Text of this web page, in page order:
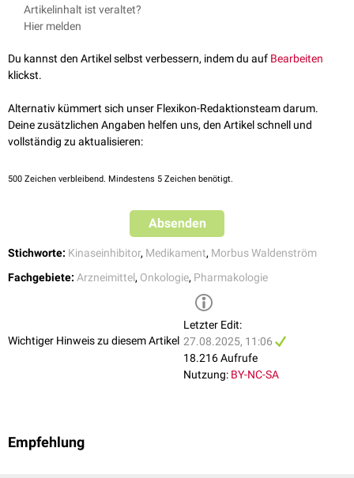
Husten
Durchfall , Verstopfung
Rückenschmerzen, Arthralgie
Erschöpfung
verstoffwechselt werden (z.B.
Zanubrutinib verringert die Konzentration von
Zanubrutinib kann die Plasmaspiegel vonP-gp-Substraten (z.B.
Digoxin
18.01.2022
2,0 2,1 2,2 2,3 2,4
aufgerufen am 06.05.2025
↑ Zanubrutinib in der gelben Liste
, aufgerufen am 18.01.2022
Waldenström; aufgerufen am 18.01.2022
Artikelinhalt ist veraltet?
Hier melden
Du kannst den Artikel selbst verbessern, indem du auf Bearbeiten
klickst.
Alternativ kümmert sich unser Flexikon-Redaktionsteam darum.
Deine zusätzlichen Angaben helfen uns, den Artikel schnell und
vollständig zu aktualisieren:
500 Zeichen verbleibend. Mindestens 5 Zeichen benötigt.
Absenden
Stichworte: Kinaseinhibitor, Medikament, Morbus Waldenström
Fachgebiete: Arzneimittel, Onkologie, Pharmakologie
Wichtiger Hinweis zu diesem Artikel
Letzter Edit:
27.08.2025, 11:06
18.216 Aufrufe
Nutzung: BY-NC-SA
Empfehlung